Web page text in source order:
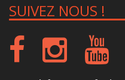
SUIVEZ NOUS !